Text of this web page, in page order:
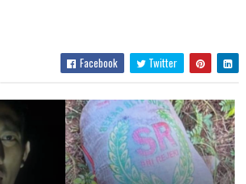
Facebook Twitter